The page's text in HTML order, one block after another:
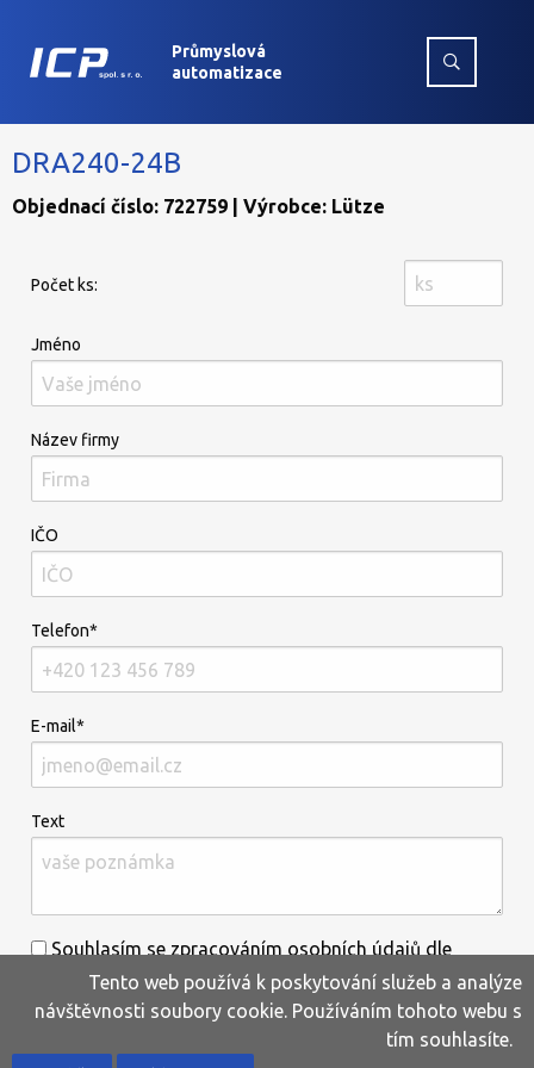
Průmyslová
automatizace
DRA240-24B
Objednací číslo: 722759 | Výrobce: Lütze
Počet ks:
Jméno
Název firmy
IČO
Telefon*
E-mail*
Text
Souhlasím se zpracováním osobních údajů dle
informací uvedenýchzde.*
Tento web používá k poskytování služeb a analýze
návštěvnosti soubory cookie. Používáním tohoto webu s
tím souhlasíte.